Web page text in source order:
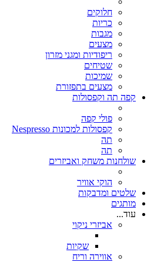
חלוקים
כריות
מגבות
מצעים
ריפודיות ומגני מזרון
שטיחים
שמיכות
מצעים בתפזורת
קפה תה וקפסולות
פולי קפה
קפסולות למכונות Nespresso
תה
תה
שולחנות משחק ואביזרים
הוקי אוויר
שלטים ומדבקות
מותגים
עוד...
אביזרי ניקוי
שקיות
אווירה וריח